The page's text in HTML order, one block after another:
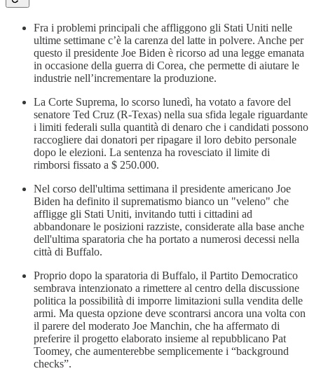
Fra i problemi principali che affliggono gli Stati Uniti nelle
ultime settimane c’è la carenza del latte in polvere. Anche per
questo il presidente Joe Biden è ricorso ad una legge emanata
in occasione della guerra di Corea, che permette di aiutare le
industrie nell’incrementare la produzione.
La Corte Suprema, lo scorso lunedì, ha votato a favore del
senatore Ted Cruz (R-Texas) nella sua sfida legale riguardante
i limiti federali sulla quantità di denaro che i candidati possono
raccogliere dai donatori per ripagare il loro debito personale
dopo le elezioni. La sentenza ha rovesciato il limite di
rimborsi fissato a $ 250.000.
Nel corso dell'ultima settimana il presidente americano Joe
Biden ha definito il suprematismo bianco un "veleno" che
affligge gli Stati Uniti, invitando tutti i cittadini ad
abbandonare le posizioni razziste, considerate alla base anche
dell'ultima sparatoria che ha portato a numerosi decessi nella
città di Buffalo.
Proprio dopo la sparatoria di Buffalo, il Partito Democratico
sembrava intenzionato a rimettere al centro della discussione
politica la possibilità di imporre limitazioni sulla vendita delle
armi. Ma questa opzione deve scontrarsi ancora una volta con
il parere del moderato Joe Manchin, che ha affermato di
preferire il progetto elaborato insieme al repubblicano Pat
Toomey, che aumenterebbe semplicemente i “background
checks”.